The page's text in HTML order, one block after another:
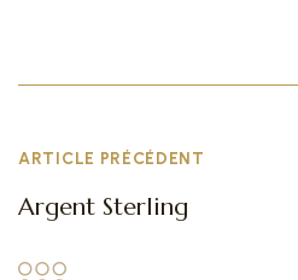
ARTICLE PRÉCÉDENT
Argent Sterling